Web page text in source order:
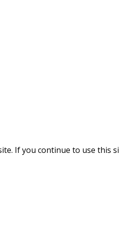
If you continue to use this